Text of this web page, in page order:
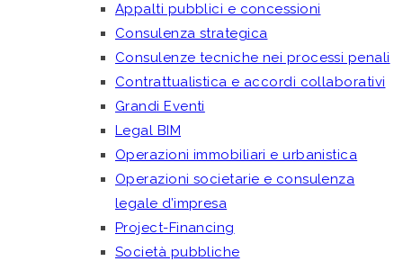
Appalti pubblici e concessioni
Consulenza strategica
Consulenze tecniche nei processi penali
Contrattualistica e accordi collaborativi
Grandi Eventi
Legal BIM
Operazioni immobiliari e urbanistica
Operazioni societarie e consulenza
legale d’impresa
Project-Financing
Società pubbliche